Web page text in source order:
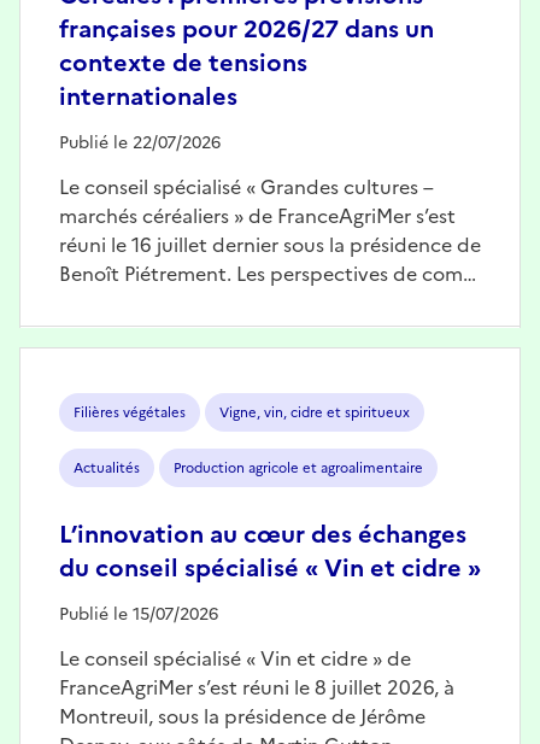
françaises pour 2026/27 dans un
contexte de tensions
internationales
Publié le 22/07/2026
Le conseil spécialisé « Grandes cultures –
marchés céréaliers » de FranceAgriMer s’est
réuni le 16 juillet dernier sous la présidence de
Benoît Piétrement. Les perspectives de com…
Filières végétales Vigne, vin, cidre et spiritueux
Actualités Production agricole et agroalimentaire
L’innovation au cœur des échanges
du conseil spécialisé « Vin et cidre »
Publié le 15/07/2026
Le conseil spécialisé « Vin et cidre » de
FranceAgriMer s’est réuni le 8 juillet 2026, à
Montreuil, sous la présidence de Jérôme